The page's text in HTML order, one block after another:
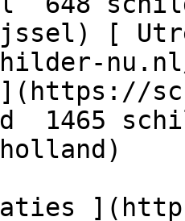
[
1465